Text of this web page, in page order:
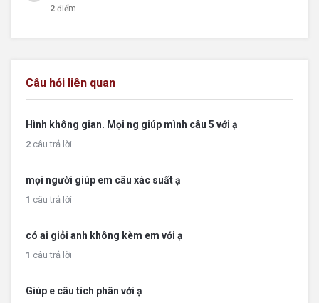
2 điểm
Câu hỏi liên quan
Hình không gian. Mọi ng giúp mình câu 5 với ạ
2 câu trả lời
mọi người giúp em câu xác suất ạ
1 câu trả lời
có ai giỏi anh không kèm em với ạ
1 câu trả lời
Giúp e câu tích phân với ạ